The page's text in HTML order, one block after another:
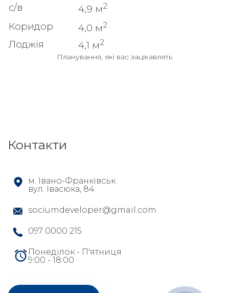
с/в 4,9 м2
Коридор 4,0 м2
Лоджія 4,1 м2
Планування, які вас зацікавлять
Контакти
м. Івано-Франківськ
вул. Івасюка, 84
sociumdeveloper@gmail.com
097 0000 215
Понеділок - П'ятниця
9:00 - 18:00